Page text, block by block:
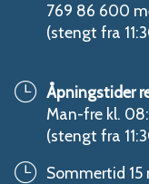
769 86 600
(stengt fra
Åpningstider
Man-fre kl.
(stengt fra
Sommertid